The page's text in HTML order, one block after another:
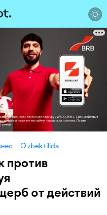
O‘zbek tilida
против
от действий